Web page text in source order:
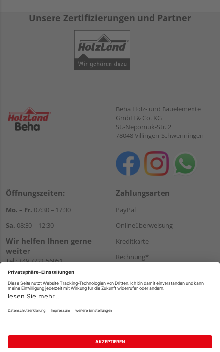
Unsere Zertifizierungen und Partner
Beha Holz- und Bauelemente
GmbH & Co. KG
St.-Nepomuk-Str. 2
78048 Villingen-Schwenningen
Öffnungszeiten:
Mo. – Fr. 07:30 – 17:30
Sa. 08:30 – 12:30
Wir helfen Ihnen gerne
weiter
Tel.:+49 7721 56051
E-Mail:onlineshop@holzland-
WhatsApp
Zahlungsarten
PayPal
Onlineüberweisung
Kreditkarte
Rechnung*
Versand
Impressum AGB Widerruf
Datenschutz